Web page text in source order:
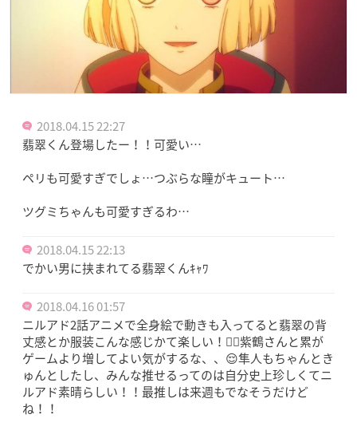
2018.04.15 22:27
翡翠くん登場したー！！可愛い…
ペリも可愛すぎでしょ…つぶらな瞳がキュート…
ツグミちゃんも可愛すぎるわ…
2018.04.15 22:13
でかい男に挟まれてる翡翠くんｷｬﾜ
2018.04.16 01:57
ニルアド2話アニメで全身絵で動きも入ってると翡翠の背
丈感とか服装こんな感じかて楽しい！✌🏻紫鶴さんと累が
ゲームより増してよい気がするな、、😌隼人もちゃんとき
ゅんとしたし、みんな推せるってのは自分史上珍しくてニ
ルアド素晴らしい！！最推しは来週もでなそうだけど
ね！！